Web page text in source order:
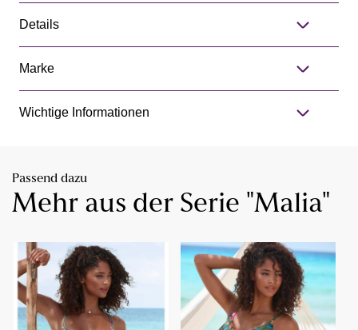
Details
Marke
Wichtige Informationen
Passend dazu
Mehr aus der Serie "Malia"